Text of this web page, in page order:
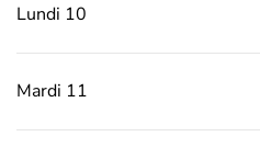
Lundi 10
Mardi 11